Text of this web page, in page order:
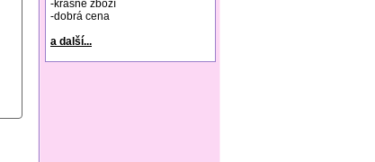
-krásné zboží
-dobrá cena
a další...